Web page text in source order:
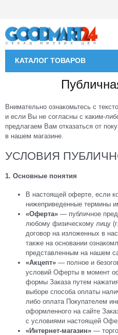
КАТАЛОГ ТОВАРОВ
Внимательно ознакомьтесь с
и если Вы не согласны с каким-
предлагаем Вам отказаться от
в нашем магазине.
УСЛОВИЯ
1. Основные понятия
В настоящей оферте, если
нижеприведенные термины
«Оферта» — публичное
любому физическому лицу
договор на изложенных в
также на основании
представленным на нашем
«Акцепт» — полное и
условий Оферты в момент
формы Заказа путем
выборе способа оплаты
либо оплата Покупателем
оформленного на сайте
с условиями настоящей
«Интернет-магазин» —